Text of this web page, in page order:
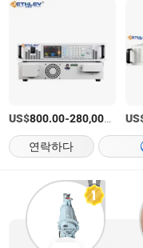
US$800.00-280,000.00 /
연락하다